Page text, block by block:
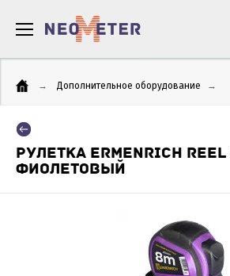
→ Дополнительное оборудование →
РУЛЕТКА ERMENRICH REEL
ФИОЛЕТОВЫЙ